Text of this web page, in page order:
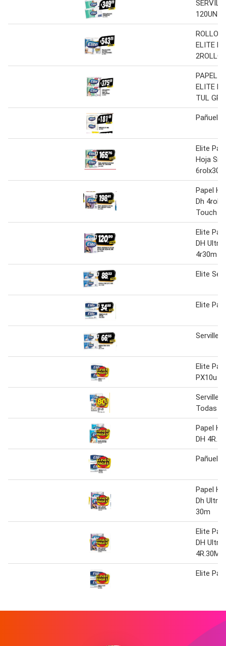
ROLLO
ELITE
PAPEL
ELITE
TUL
Pañuelo
Elite
Hoja
6rolx30m
Papel
Dh
Touch
Elite
DH Ultra
4r30m
Elite
Elite
Elite
PX10u
Todas
Papel
DH 4R.
Pañuelo
Papel
Dh Ultra
30m
Elite
DH Ultra
4R.30M
Elite